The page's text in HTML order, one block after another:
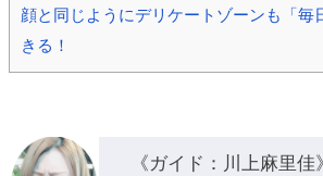
顔と同じようにデリケートゾーンも「毎
きる！
《ガイド：川上麻里佳》